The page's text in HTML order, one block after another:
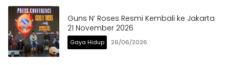
Guns N’ Roses Resmi Kembali ke Jakarta
21 November 2026
Gaya Hidup 26/06/2026